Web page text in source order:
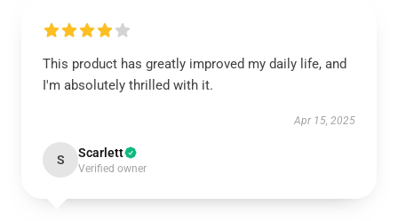
This product has greatly improved my daily life, and
I'm absolutely thrilled with it.
Apr 15, 2025
S Scarlett
Verified owner